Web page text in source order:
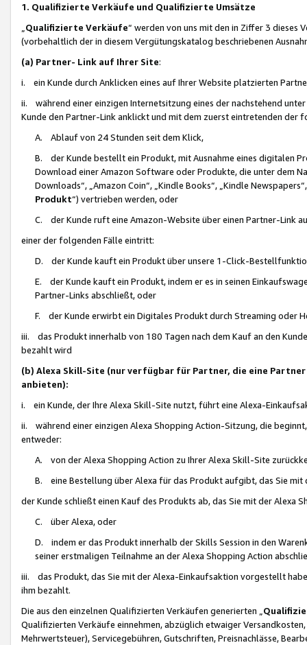
1. Qualifizierte Verkäufe und Qualifizierte Umsätze
Qualifizierte Verkäufe“ werden von uns mit den in Ziffer 3
(vorbehaltlich der in diesem Vergütungskatalog beschriebenen
(a) Partner- Link auf Ihrer Site:
i. ein Kunde durch Anklicken eines auf Ihrer Website platzierten
ii. während einer einzigen Internetsitzung eines der nachstehend
Kunde den Partner-Link anklickt und mit dem zuerst eintretenden der
A. Ablauf von 24 Stunden seit dem Klick,
B. der Kunde bestellt ein Produkt, mit Ausnahme eines digitalen
Download einer Amazon Software oder Produkte, die unter dem
Downloads“, „Amazon Coin“, „Kindle Books“, „Kindle
Produkt“) vertrieben werden, oder
C. der Kunde ruft eine Amazon-Website über einen Partner-Link
einer der folgenden Fälle eintritt:
D. der Kunde kauft ein Produkt über unsere 1-Click-
E. der Kunde kauft ein Produkt, indem er es in seinen
Partner-Links abschließt, oder
F. der Kunde erwirbt ein Digitales Produkt durch Streaming oder
iii. das Produkt innerhalb von 180 Tagen nach dem Kauf an den
bezahlt wird
(b) Alexa Skill-Site (nur verfügbar für Partner, die eine
anbieten):
i. ein Kunde, der Ihre Alexa Skill-Site nutzt, führt eine Alexa-
ii. während einer einzigen Alexa Shopping Action-Sitzung, die
entweder:
A. von der Alexa Shopping Action zu Ihrer Alexa Skill-Site
B. eine Bestellung über Alexa für das Produkt aufgibt, das Sie mit
der Kunde schließt einen Kauf des Produkts ab, das Sie mit der Alexa
C. über Alexa, oder
D. indem er das Produkt innerhalb der Skills Session in den
seiner erstmaligen Teilnahme an der Alexa Shopping Action
iii. das Produkt, das Sie mit der Alexa-Einkaufsaktion vorgestellt
ihm bezahlt.
Die aus den einzelnen Qualifizierten Verkäufen generierten „
Qualifizierten Verkäufe einnehmen, abzüglich etwaiger
Mehrwertsteuer), Servicegebühren, Gutschriften, Preisnachlässe,